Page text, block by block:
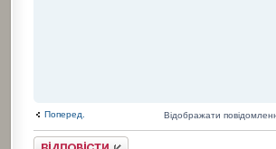
Поперед. Відображати
Відповісти